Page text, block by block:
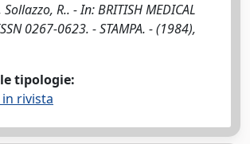
R.. - In: BRITISH MEDICAL
0267-0623. - STAMPA. - (1984),
tipologie:
rivista